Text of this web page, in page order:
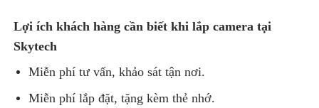
Lợi ích khách hàng cần biết khi lắp camera tại
Skytech
Miễn phí tư vấn, khảo sát tận nơi.
Miễn phí lắp đặt, tặng kèm thẻ nhớ.